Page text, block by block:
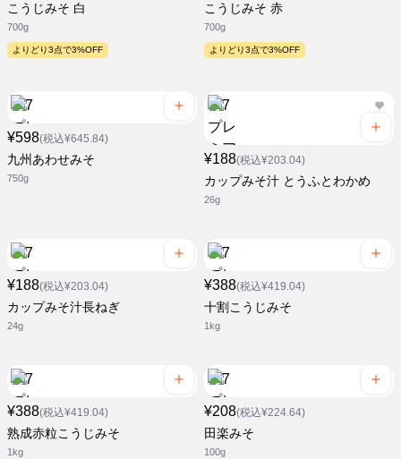
こうじみそ 白
700g
よりどり3点で3%OFF
こうじみそ 赤
700g
よりどり3点で3%OFF
¥598(税込¥645.84)
九州あわせみそ
750g
¥188(税込¥203.04)
カップみそ汁 とうふとわかめ
26g
¥188(税込¥203.04)
カップみそ汁長ねぎ
24g
¥388(税込¥419.04)
十割こうじみそ
1kg
¥388(税込¥419.04)
熟成赤粒こうじみそ
1kg
¥208(税込¥224.64)
田楽みそ
100g